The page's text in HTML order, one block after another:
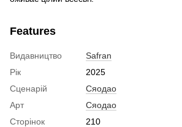
Features
Видавництво
Safran
Рік
2025
Сценарій
Сяодао
Арт
Сяодао
Сторінок
210